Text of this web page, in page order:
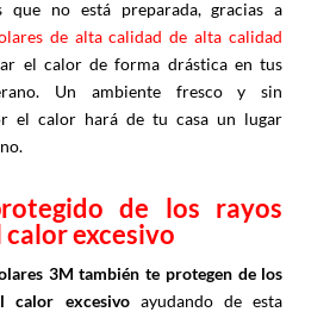
que no está preparada, gracias a
de alta calidad de alta calidad
el calor de forma drástica en tus
Un ambiente fresco y sin
el calor hará de tu casa un lugar
de los rayos
calor excesivo
3M también te protegen de los
calor excesivoayudando de esta